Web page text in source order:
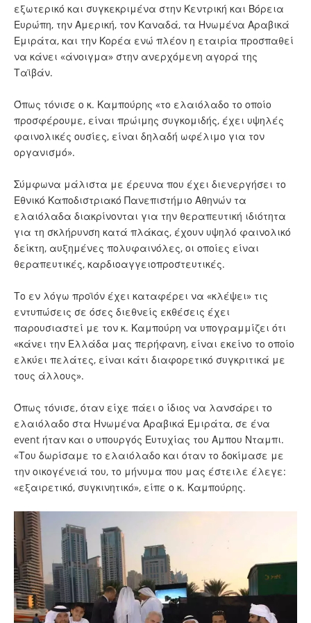
εξωτερικό και συγκεκριμένα στην Κεντρική και Βόρεια
Ευρώπη, την Αμερική, τον Καναδά, τα Ηνωμένα Αραβικά
Εμιράτα, και την Κορέα ενώ πλέον η εταιρία προσπαθεί
να κάνει «άνοιγμα» στην ανερχόμενη αγορά της
Ταϊβάν.
Όπως τόνισε ο κ. Καμπούρης «το ελαιόλαδο το οποίο
προσφέρουμε, είναι πρώιμης συγκομιδής, έχει υψηλές
φαινολικές ουσίες, είναι δηλαδή ωφέλιμο για τον
οργανισμό».
Σύμφωνα μάλιστα με έρευνα που έχει διενεργήσει το
Εθνικό Καποδιστριακό Πανεπιστήμιο Αθηνών τα
ελαιόλαδα διακρίνονται για την θεραπευτική ιδιότητα
για τη σκλήρυνση κατά πλάκας, έχουν υψηλό φαινολικό
δείκτη, αυξημένες πολυφαινόλες, οι οποίες είναι
θεραπευτικές, καρδιοαγγειοπροστευτικές.
Το εν λόγω προϊόν έχει καταφέρει να «κλέψει» τις
εντυπώσεις σε όσες διεθνείς εκθέσεις έχει
παρουσιαστεί με τον κ. Καμπούρη να υπογραμμίζει ότι
«κάνει την Ελλάδα μας περήφανη, είναι εκείνο το οποίο
ελκύει πελάτες, είναι κάτι διαφορετικό συγκριτικά με
τους άλλους».
Όπως τόνισε, όταν είχε πάει ο ίδιος να λανσάρει το
ελαιόλαδο στα Ηνωμένα Αραβικά Εμιράτα, σε ένα
event ήταν και ο υπουργός Ευτυχίας του Αμπου Νταμπι.
«Του δωρίσαμε το ελαιόλαδο και όταν το δοκίμασε με
την οικογένειά του, το μήνυμα που μας έστειλε έλεγε:
«εξαιρετικό, συγκινητικό», είπε ο κ. Καμπούρης.